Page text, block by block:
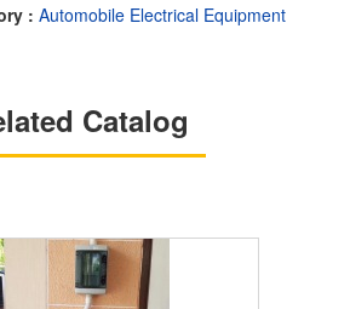
: Automobile Electrical Equipment
Catalog